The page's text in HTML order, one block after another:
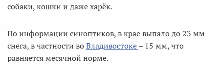
собаки, кошки и даже харёк.
По информации синоптиков, в крае выпало до 23 мм
снега, в частности воВладивостоке– 15 мм, что
равняется месячной норме.